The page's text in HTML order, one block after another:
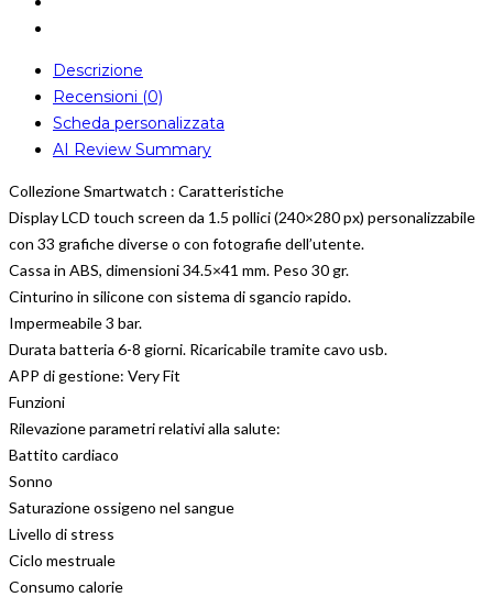
Descrizione
Recensioni (0)
Scheda personalizzata
AI Review Summary
Collezione Smartwatch : Caratteristiche
Display LCD touch screen da 1.5 pollici (240×280 px) personalizzabile
con 33 grafiche diverse o con fotografie dell’utente.
Cassa in ABS, dimensioni 34.5×41 mm. Peso 30 gr.
Cinturino in silicone con sistema di sgancio rapido.
Impermeabile 3 bar.
Durata batteria 6-8 giorni. Ricaricabile tramite cavo usb.
APP di gestione: Very Fit
Funzioni
Rilevazione parametri relativi alla salute:
Battito cardiaco
Sonno
Saturazione ossigeno nel sangue
Livello di stress
Ciclo mestruale
Consumo calorie